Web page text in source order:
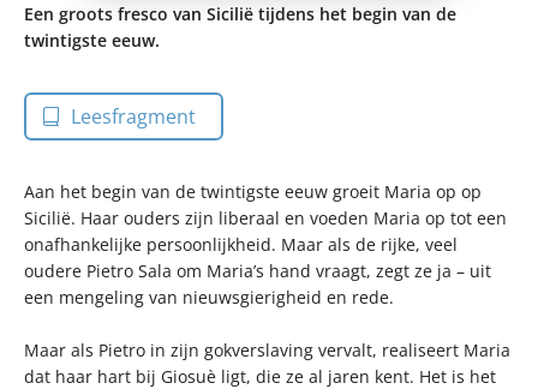
Een groots fresco van Sicilië tijdens het begin van de
twintigste eeuw.
Leesfragment
Aan het begin van de twintigste eeuw groeit Maria op op
Sicilië. Haar ouders zijn liberaal en voeden Maria op tot een
onafhankelijke persoonlijkheid. Maar als de rijke, veel
oudere Pietro Sala om Maria’s hand vraagt, zegt ze ja – uit
een mengeling van nieuwsgierigheid en rede.
Maar als Pietro in zijn gokverslaving vervalt, realiseert Maria
dat haar hart bij Giosuè ligt, die ze al jaren kent. Het is het